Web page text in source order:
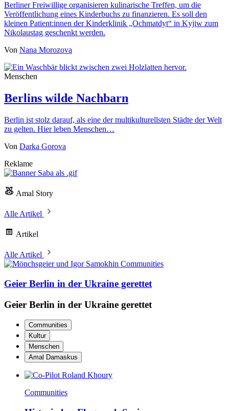
Berliner Freiwillige organisieren kulinarische Treffen, um die
Veröffentlichung eines Kinderbuchs zu finanzieren. Es soll den
kleinen Patient:innen der Kinderklinik „Ochmatdyt“ in Kyjiw zum
Nikolaustag geschenkt werden.
Von Nana Morozova
Menschen
Berlins wilde Nachbarn
Berlin ist stolz darauf, als eine der multikulturellsten Städte der Welt
zu gelten. Hier leben Menschen…
Von Darka Gorova
Reklame
Amal Story
Alle Artikel
Artikel
Alle Artikel
Communities
Geier Berlin in der Ukraine gerettet
Geier Berlin in der Ukraine gerettet
Communities
Kultur
Menschen
Amal Damaskus
Communities